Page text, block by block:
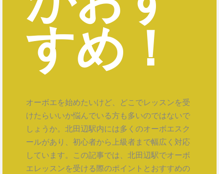
すめ！
オーボエを始めたいけど、どこでレッスンを受
けたらいいか悩んでいる方も多いのではないで
しょうか。北田辺駅内には多くのオーボエスク
ールがあり、初心者から上級者まで幅広く対応
しています。この記事では、北田辺駅でオーボ
エレッスンを受ける際のポイントとおすすめの